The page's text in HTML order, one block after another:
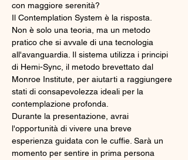
con maggiore serenità?
​Il Contemplation System è la risposta.
​Non è solo una teoria, ma un metodo
pratico che si avvale di una tecnologia
all'avanguardia. Il sistema utilizza i principi
di Hemi-Sync, il metodo brevettato dal
Monroe Institute, per aiutarti a raggiungere
stati di consapevolezza ideali per la
contemplazione profonda.
​Durante la presentazione, avrai
l'opportunità di vivere una breve
esperienza guidata con le cuffie. Sarà un
momento per sentire in prima persona